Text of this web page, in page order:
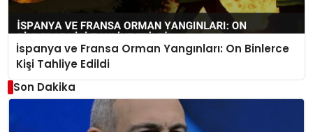
İspanya ve Fransa Orman Yangınları: On Binlerce
Kişi Tahliye Edildi
Son Dakika